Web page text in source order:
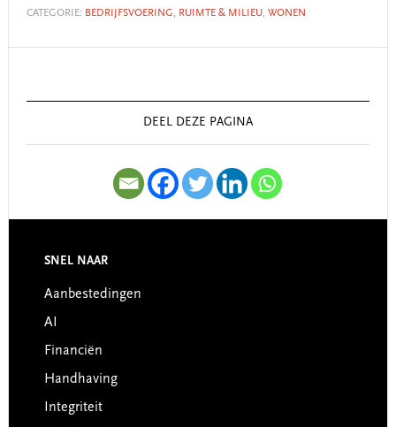
CATEGORIE: BEDRIJFSVOERING, RUIMTE & MILIEU, WONEN
Sidebar
DEEL DEZE PAGINA
Footer
SNEL NAAR
Aanbestedingen
AI
Financiën
Handhaving
Integriteit